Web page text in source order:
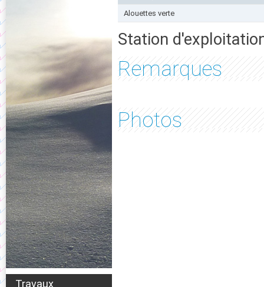
Travaux
Alouettes verte
Station
Remarques
Photos